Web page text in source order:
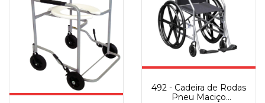
492 - Cadeira de Rodas
Pneu Maciço